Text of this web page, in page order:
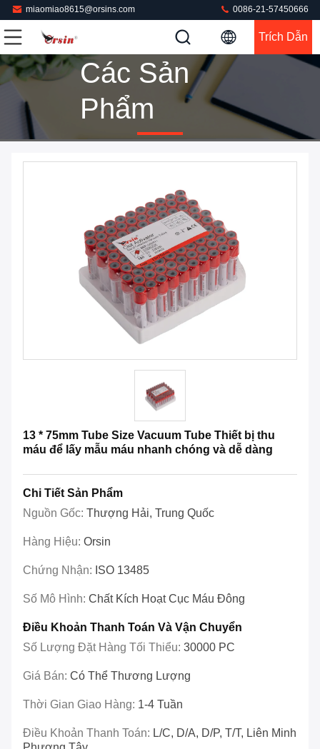
miaomiao8615@orsins.com 0086-21-57450666
Trích Dẫn
Các Sản
Phẩm
13 * 75mm Tube Size Vacuum Tube Thiết bị thu
máu để lấy mẫu máu nhanh chóng và dễ dàng
Chi Tiết Sản Phẩm
Nguồn Gốc: Thượng Hải, Trung Quốc
Hàng Hiệu: Orsin
Chứng Nhận: ISO 13485
Số Mô Hình: Chất Kích Hoạt Cục Máu Đông
Điều Khoản Thanh Toán Và Vận Chuyển
Số Lượng Đặt Hàng Tối Thiểu: 30000 PC
Giá Bán: Có Thể Thương Lượng
Thời Gian Giao Hàng: 1-4 Tuần
Điều Khoản Thanh Toán: L/C, D/A, D/P, T/T, Liên Minh